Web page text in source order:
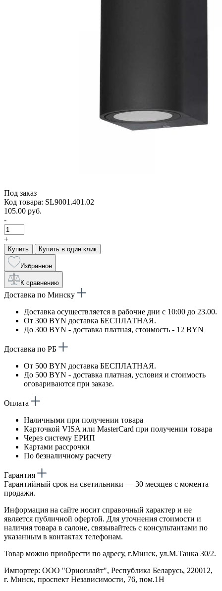
Под заказ
Код товара: SL9001.401.02
105.00 руб.
-
+
Купить Купить в один клик
Избранное
К сравнению
Доставка по Минску
Доставка осуществляется в рабочие дни с 10:00 до 23.00.
От 300 BYN доставка БЕСПЛАТНАЯ.
До 300 BYN - доставка платная, стоимость - 12 BYN
Доставка по РБ
От 500 BYN доставка БЕСПЛАТНАЯ.
До 500 BYN - доставка платная, условия и стоимость
оговариваются при заказе.
Оплата
Наличными при получении товара
Карточкой VISA или MasterCard при получении товара
Через систему ЕРИП
Картами рассрочки
По безналичному расчету
Гарантия
Гарантийный срок на светильники — 30 месяцев с момента
продажи.
Информация на сайте носит справочный характер и не
является публичной офертой. Для уточнения стоимости и
наличия товара в салоне, связывайтесь с консультантами по
указанным в контактах телефонам.
Товар можно приобрести по адресу, г.Минск, ул.М.Танка 30/2.
Импортер: ООО "Орионлайт", Республика Беларусь, 220012,
г. Минск, проспект Независимости, 76, пом.1Н